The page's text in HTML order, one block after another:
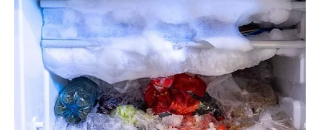
produbiti odnos.
Slobodni Jarčevi mogli bi upoznati osobu koja će ih
osvojiti iskrenošću. Neće biti velikih obećanja, ali će
postojati nešto mnogo vrednije – poverenje.
Jedna poruka pred kraj dana mogla bi vam potpuno